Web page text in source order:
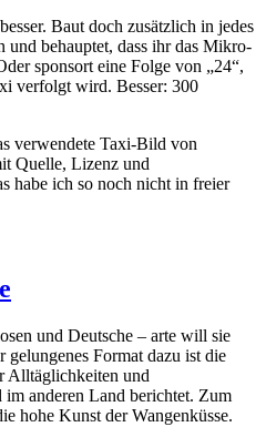
Baut doch zusätzlich in jedes
und behauptet, dass ihr das Mikro-
sponsort eine Folge von „24“,
verfolgt wird. Besser: 300
verwendete Taxi-Bild von
Quelle, Lizenz und
habe ich so noch nicht in freier
und Deutsche – arte will sie
gelungenes Format dazu ist die
Alltäglichkeiten und
anderen Land berichtet. Zum
hohe Kunst der Wangenküsse.